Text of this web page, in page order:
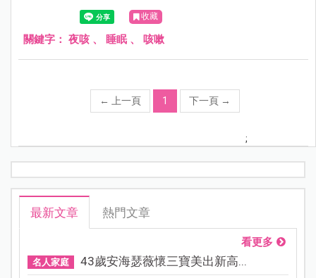
該休息的時候卻咳個不停，好像沒法好好睡上一覺，有時候
甚至咳到吐，苦情的爸媽又得忍住睡意洗床單，這到底是為
什麼呢？
收藏
關鍵字： 夜咳 、 睡眠、 咳嗽
← 上一頁 1 下一頁 →
;
最新文章 熱門文章
看更多
名人家庭 43歲安海瑟薇懷三寶美出新高...